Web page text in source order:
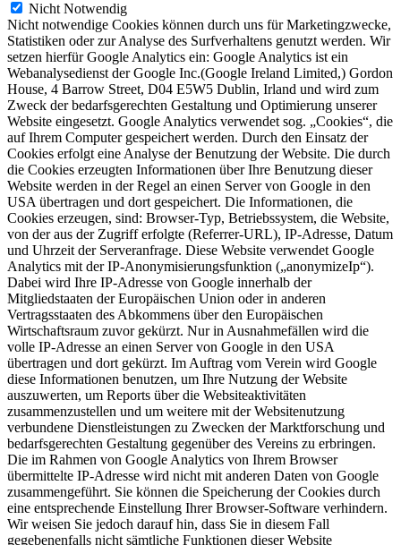
Nicht Notwendig
Nicht notwendige Cookies können durch uns für Marketingzwecke,
Statistiken oder zur Analyse des Surfverhaltens genutzt werden. Wir
setzen hierfür Google Analytics ein: Google Analytics ist ein
Webanalysedienst der Google Inc.(Google Ireland Limited,) Gordon
House, 4 Barrow Street, D04 E5W5 Dublin, Irland und wird zum
Zweck der bedarfsgerechten Gestaltung und Optimierung unserer
Website eingesetzt. Google Analytics verwendet sog. „Cookies“, die
auf Ihrem Computer gespeichert werden. Durch den Einsatz der
Cookies erfolgt eine Analyse der Benutzung der Website. Die durch
die Cookies erzeugten Informationen über Ihre Benutzung dieser
Website werden in der Regel an einen Server von Google in den
USA übertragen und dort gespeichert. Die Informationen, die
Cookies erzeugen, sind: Browser-Typ, Betriebssystem, die Website,
von der aus der Zugriff erfolgte (Referrer-URL), IP-Adresse, Datum
und Uhrzeit der Serveranfrage. Diese Website verwendet Google
Analytics mit der IP-Anonymisierungsfunktion („anonymizeIp“).
Dabei wird Ihre IP-Adresse von Google innerhalb der
Mitgliedstaaten der Europäischen Union oder in anderen
Vertragsstaaten des Abkommens über den Europäischen
Wirtschaftsraum zuvor gekürzt. Nur in Ausnahmefällen wird die
volle IP-Adresse an einen Server von Google in den USA
übertragen und dort gekürzt. Im Auftrag vom Verein wird Google
diese Informationen benutzen, um Ihre Nutzung der Website
auszuwerten, um Reports über die Websiteaktivitäten
zusammenzustellen und um weitere mit der Websitenutzung
verbundene Dienstleistungen zu Zwecken der Marktforschung und
bedarfsgerechten Gestaltung gegenüber des Vereins zu erbringen.
Die im Rahmen von Google Analytics von Ihrem Browser
übermittelte IP-Adresse wird nicht mit anderen Daten von Google
zusammengeführt. Sie können die Speicherung der Cookies durch
eine entsprechende Einstellung Ihrer Browser-Software verhindern.
Wir weisen Sie jedoch darauf hin, dass Sie in diesem Fall
gegebenenfalls nicht sämtliche Funktionen dieser Website